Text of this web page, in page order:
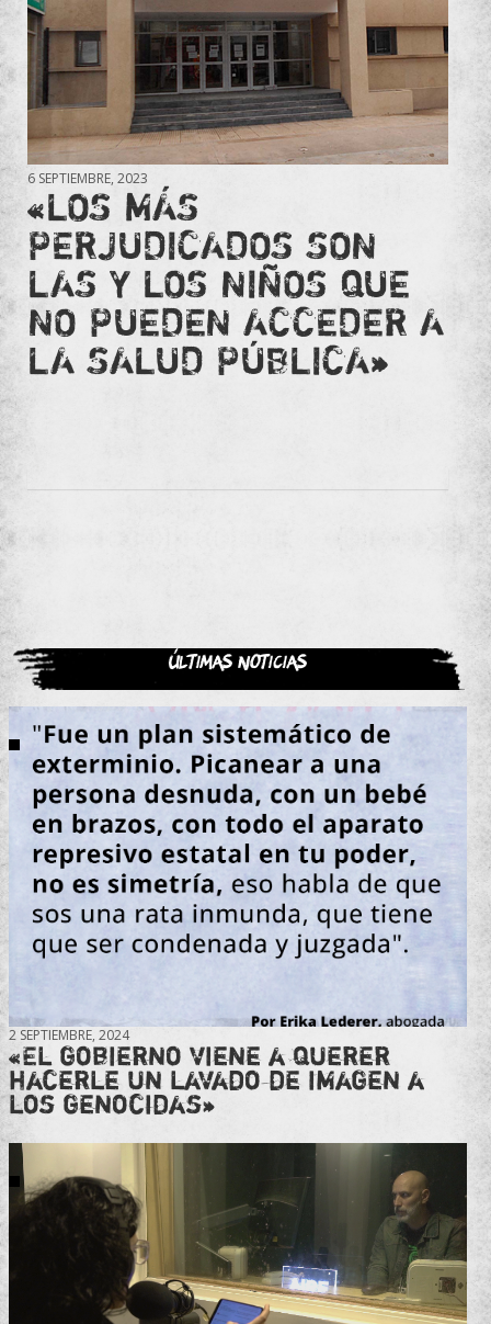
6 SEPTIEMBRE, 2023
«LOS MÁS
PERJUDICADOS SON
LAS Y LOS NIÑOS QUE
NO PUEDEN ACCEDER A
LA SALUD PÚBLICA»
Últimas noticias
2 SEPTIEMBRE, 2024
«El gobierno viene a querer
hacerle un lavado de imagen a
los genocidas»